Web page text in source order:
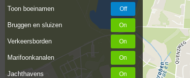
Toon boeinamen
Bruggen en sluizen
Verkeersborden
Marifoonkanalen
Jachthavens